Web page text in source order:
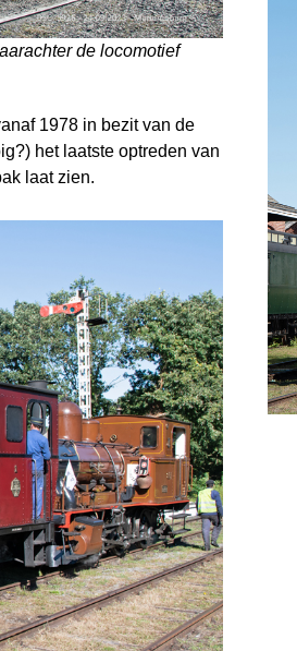
de locomotief
1978 in bezit van de
het laatste optreden van
laat zien.